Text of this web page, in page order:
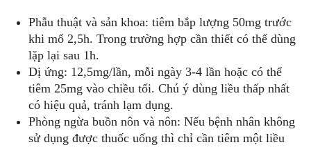
Phẫu thuật và sản khoa: tiêm bắp lượng 50mg trước
khi mổ 2,5h. Trong trường hợp cần thiết có thể dùng
lặp lại sau 1h.
Dị ứng: 12,5mg/lần, mỗi ngày 3-4 lần hoặc có thể
tiêm 25mg vào chiều tối. Chú ý dùng liều thấp nhất
có hiệu quả, tránh lạm dụng.
Phòng ngừa buồn nôn và nôn: Nếu bệnh nhân không
sử dụng được thuốc uống thì chỉ cần tiêm một liều